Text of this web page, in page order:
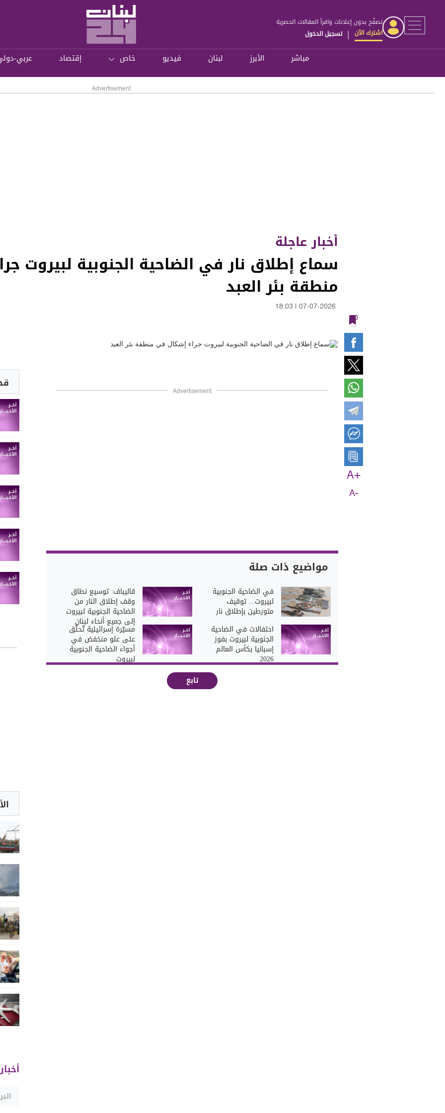
تصفّح بدون إعلانات واقرأ المقالات الحصرية
اشترك الآن | تسجيل الدخول
مباشر الأبرز لبنان فيديو خاص إقتصاد عربي-
Advertisement
أخبار عاجلة
سماع إطلاق نار في الضاحية الجنوبية لبيروت
منطقة بئر العبد
07-07-2026
18:03
A+
A-
Advertisement
مواضيع ذات صلة
في الضاحية الجنوبية
لبيروت... توقيف
متورطين بإطلاق نار
قاليباف: توسيع نطاق
وقف إطلاق النار من
الضاحية الجنوبية لبيروت
إلى جميع أنحاء لبنان
احتفالات في الضاحية
الجنوبية لبيروت بفوز
إسبانيا بكأس العالم
2026
مسيّرة إسرائيلية تُحلّق
على علو منخفض في
أجواء الضاحية الجنوبية
لبيروت
تابع